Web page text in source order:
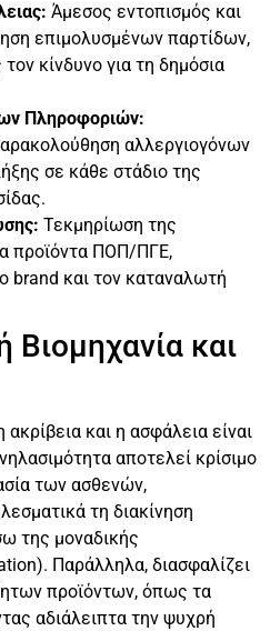
Άμεσος εντοπισμός και
επιμολυσμένων παρτίδων,
κίνδυνο για τη δημόσια
Πληροφοριών:
αλλεργιογόνων
σε κάθε στάδιο της
Τεκμηρίωση της
προϊόντα ΠΟΠ/ΠΓΕ,
brand και τον καταναλωτή
Βιομηχανία και
και η ασφάλεια είναι
αποτελεί κρίσιμο
των ασθενών,
τη διακίνηση
της μοναδικής
Παράλληλα, διασφαλίζει
προϊόντων, όπως τα
αδιάλειπτα την ψυχρή